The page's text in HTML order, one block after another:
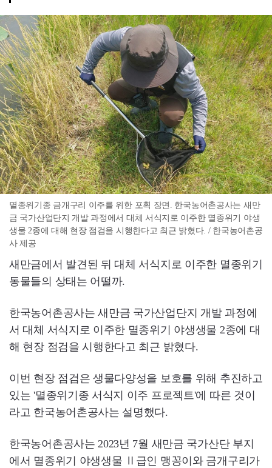
멸종위기종 금개구리 이주를 위한 포획 장면. 한국농어촌공사는 새만
금 국가산업단지 개발 과정에서 대체 서식지로 이주한 멸종위기 야생
생물 2종에 대해 현장 점검을 시행한다고 최근 밝혔다. / 한국농어촌공
사 제공
새만금에서 발견된 뒤 대체 서식지로 이주한 멸종위기
동물들의 상태는 어떨까.
한국농어촌공사는 새만금 국가산업단지 개발 과정에
서 대체 서식지로 이주한 멸종위기 야생생물 2종에 대
해 현장 점검을 시행한다고 최근 밝혔다.
이번 현장 점검은 생물다양성을 보호를 위해 추진하고
있는 '멸종위기종 서식지 이주 프로젝트'에 따른 것이
라고 한국농어촌공사는 설명했다.
한국농어촌공사는 2023년 7월 새만금 국가산단 부지
에서 멸종위기 야생생물 Ⅱ급인 맹꽁이와 금개구리가